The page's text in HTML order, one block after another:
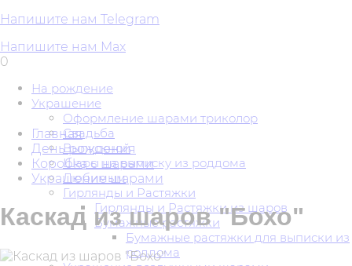
Напишите нам Telegram
Напишите нам Max
0
На рождение
Украшение
Оформление шарами триколор
Свадьба
Выпускной
Шары на выписку из роддома
Любимым
Гирлянды и Растяжки
Гирлянды и Растяжки из шаров
Бумажные растяжки
Бумажные растяжки для выписки из
роддома
Главная
День рождения
Коробка с шарами
Украшение шарами
Каскад из шаров "Бохо"